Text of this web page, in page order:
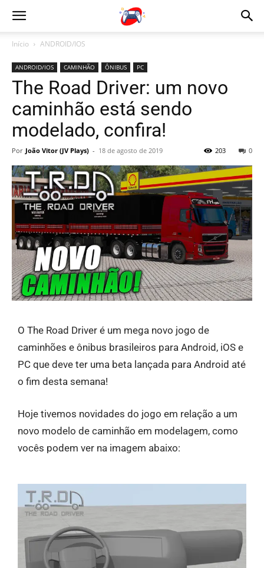
Início ANDROID/IOS
ANDROID/IOS CAMINHÃO ÔNIBUS PC
The Road Driver: um novo
caminhão está sendo
modelado, confira!
Por João Vitor (JV Plays) - 18 de agosto de 2019 0
203
O The Road Driver é um mega novo jogo de
caminhões e ônibus brasileiros para Android, iOS e
PC que deve ter uma beta lançada para Android até
o fim desta semana!
Hoje tivemos novidades do jogo em relação a um
novo modelo de caminhão em modelagem, como
vocês podem ver na imagem abaixo: